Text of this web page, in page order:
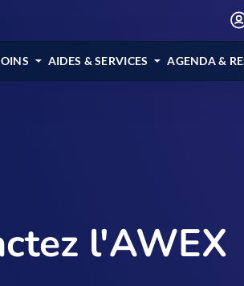
AIDES & SERVICES AGENDA &
l'AWEX